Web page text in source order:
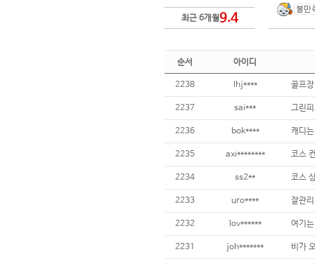
최근 6개월9.4
순서 아이디
2238 lhj****
2237 sai***
2236 bok****
2235 axi********
2234 ss2**
2233 uro**** 잘관
2232 lov******
2231 joh*******